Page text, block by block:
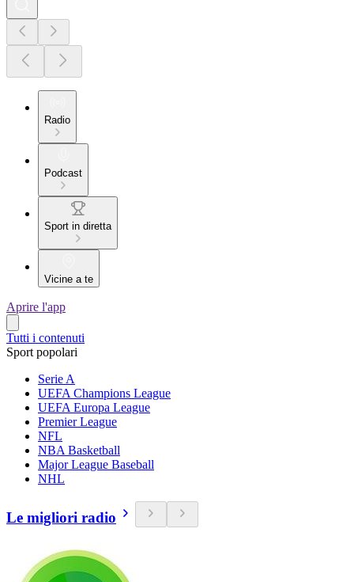
Radio
Podcast
Sport in diretta
Vicine a te
Aprire l'app
Tutti i contenuti
Sport popolari
Serie A
UEFA Champions League
UEFA Europa League
Premier League
NFL
NBA Basketball
Major League Baseball
NHL
Le migliori radio